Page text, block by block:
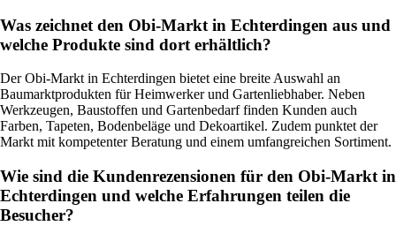
Was zeichnet den Obi-Markt in Echterdingen aus und
welche Produkte sind dort erhältlich?
Der Obi-Markt in Echterdingen bietet eine breite Auswahl an
Baumarktprodukten für Heimwerker und Gartenliebhaber. Neben
Werkzeugen, Baustoffen und Gartenbedarf finden Kunden auch
Farben, Tapeten, Bodenbeläge und Dekoartikel. Zudem punktet der
Markt mit kompetenter Beratung und einem umfangreichen Sortiment.
Wie sind die Kundenrezensionen für den Obi-Markt in
Echterdingen und welche Erfahrungen teilen die
Besucher?